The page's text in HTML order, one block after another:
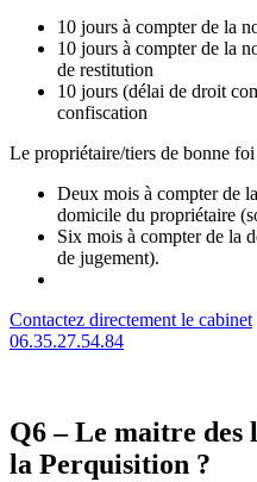
10 jours à compter de la
10 jours à compter de la
de restitution
10 jours (délai de droit
confiscation
Le propriétaire/tiers de bonne foi
Deux mois à compter de
domicile du propriétaire
Six mois à compter de la
de jugement).
Contactez directement le cabinet
06.35.27.54.84
Q6 – Le maitre
la Perquisition ?